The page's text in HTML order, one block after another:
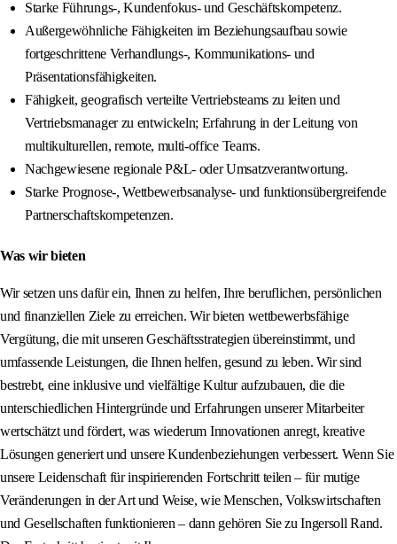
Starke Führungs-, Kundenfokus- und Geschäftskompetenz.
Außergewöhnliche Fähigkeiten im Beziehungsaufbau sowie
fortgeschrittene Verhandlungs-, Kommunikations- und
Präsentationsfähigkeiten.
Fähigkeit, geografisch verteilte Vertriebsteams zu leiten und
Vertriebsmanager zu entwickeln; Erfahrung in der Leitung von
multikulturellen, remote, multi-office Teams.
Nachgewiesene regionale P&L- oder Umsatzverantwortung.
Starke Prognose-, Wettbewerbsanalyse- und funktionsübergreifende
Partnerschaftskompetenzen.
Was wir bieten
Wir setzen uns dafür ein, Ihnen zu helfen, Ihre beruflichen, persönlichen
und finanziellen Ziele zu erreichen. Wir bieten wettbewerbsfähige
Vergütung, die mit unseren Geschäftsstrategien übereinstimmt, und
umfassende Leistungen, die Ihnen helfen, gesund zu leben. Wir sind
bestrebt, eine inklusive und vielfältige Kultur aufzubauen, die die
unterschiedlichen Hintergründe und Erfahrungen unserer Mitarbeiter
wertschätzt und fördert, was wiederum Innovationen anregt, kreative
Lösungen generiert und unsere Kundenbeziehungen verbessert. Wenn Sie
unsere Leidenschaft für inspirierenden Fortschritt teilen – für mutige
Veränderungen in der Art und Weise, wie Menschen, Volkswirtschaften
und Gesellschaften funktionieren – dann gehören Sie zu Ingersoll Rand.